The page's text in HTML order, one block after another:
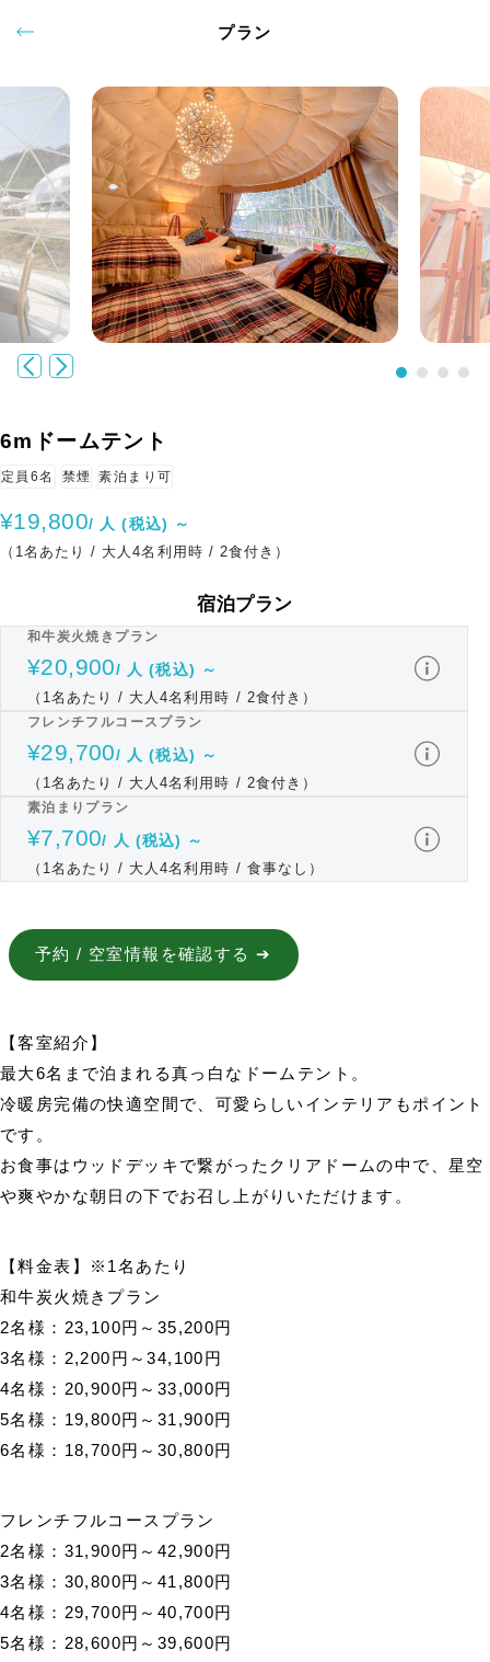
プラン
6mドームテント
定員6名 禁煙 素泊まり可
¥19,800/ 人 (税込) ～
（1名あたり / 大人4名利用時 / 2食付き）
宿泊プラン
和牛炭火焼きプラン
¥20,900/ 人 (税込) ～
（1名あたり / 大人4名利用時 / 2食付き）
フレンチフルコースプラン
¥29,700/ 人 (税込) ～
（1名あたり / 大人4名利用時 / 2食付き）
素泊まりプラン
¥7,700/ 人 (税込) ～
（1名あたり / 大人4名利用時 / 食事なし）
予約 / 空室情報を確認する ➔
【客室紹介】
最大6名まで泊まれる真っ白なドームテント。
冷暖房完備の快適空間で、可愛らしいインテリアもポイント
です。
お食事はウッドデッキで繋がったクリアドームの中で、星空
や爽やかな朝日の下でお召し上がりいただけます。
【料金表】※1名あたり
和牛炭火焼きプラン
2名様：23,100円～35,200円
3名様：2,200円～34,100円
4名様：20,900円～33,000円
5名様：19,800円～31,900円
6名様：18,700円～30,800円
フレンチフルコースプラン
2名様：31,900円～42,900円
3名様：30,800円～41,800円
4名様：29,700円～40,700円
5名様：28,600円～39,600円